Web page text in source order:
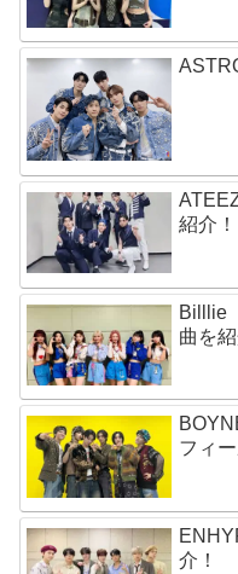
紹介！
Billlie
曲を紹
フィ
介！